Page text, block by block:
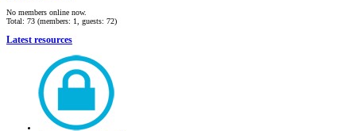
No members online now.
Total: 73 (members: 1, guests: 72)
Latest resources